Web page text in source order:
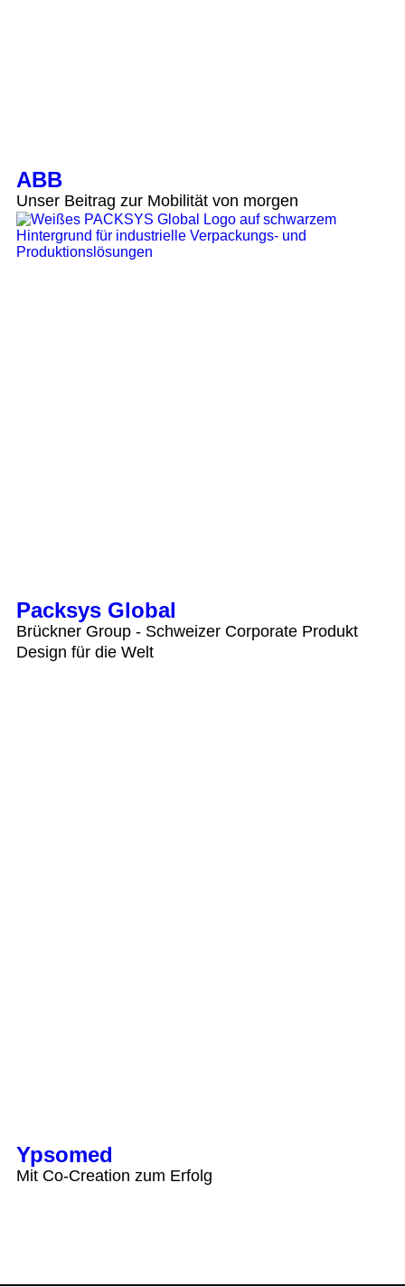
ABB
Unser Beitrag zur Mobilität von morgen
Packsys Global
Brückner Group - Schweizer Corporate Produkt
Design für die Welt
Ypsomed
Mit Co-Creation zum Erfolg